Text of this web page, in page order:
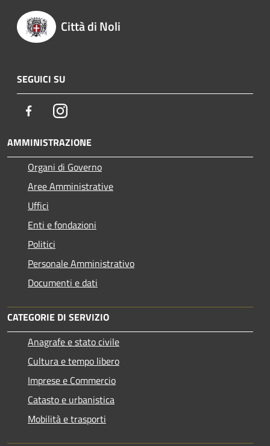
Città di Noli
SEGUICI SU
FacebookInstagram
AMMINISTRAZIONE
Organi di Governo
Aree Amministrative
Uffici
Enti e fondazioni
Politici
Personale Amministrativo
Documenti e dati
CATEGORIE DI SERVIZIO
Anagrafe e stato civile
Cultura e tempo libero
Imprese e Commercio
Catasto e urbanistica
Mobilità e trasporti